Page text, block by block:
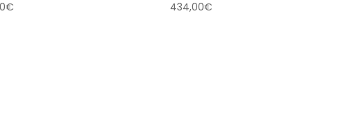
€ 434,00€